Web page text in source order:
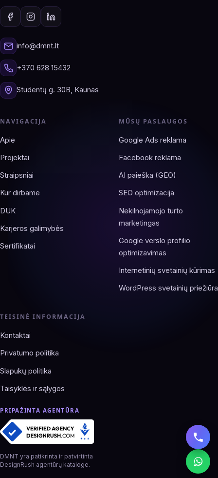
info@dmnt.lt
+370 628 15432
Studentų g. 30B, Kaunas
NAVIGACIJA
Apie
Projektai
Straipsniai
Kur dirbame
DUK
Karjeros galimybės
Sertifikatai
MŪSŲ PASLAUGOS
Google Ads reklama
Facebook reklama
AI paieška (GEO)
SEO optimizacija
Nekilnojamojo turto
marketingas
Google verslo profilio
optimizavimas
Internetinių svetainių kūrimas
WordPress svetainių priežiūra
TEISINĖ INFORMACIJA
Kontaktai
Privatumo politika
Slapukų politika
Taisyklės ir sąlygos
PRIPAŽINTA AGENTŪRA
DMNT yra patikrinta ir patvirtinta
DesignRush agentūrų kataloge.